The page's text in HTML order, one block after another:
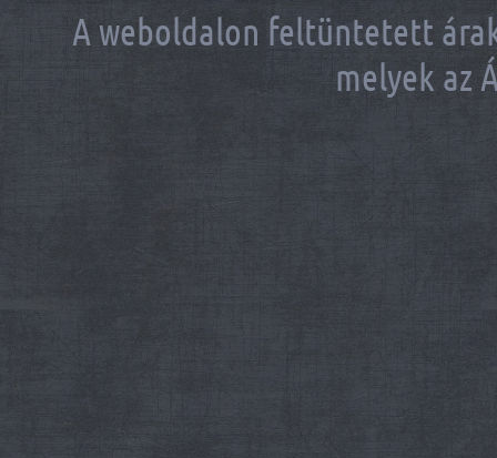
A weboldalon feltüntetett
melyek az